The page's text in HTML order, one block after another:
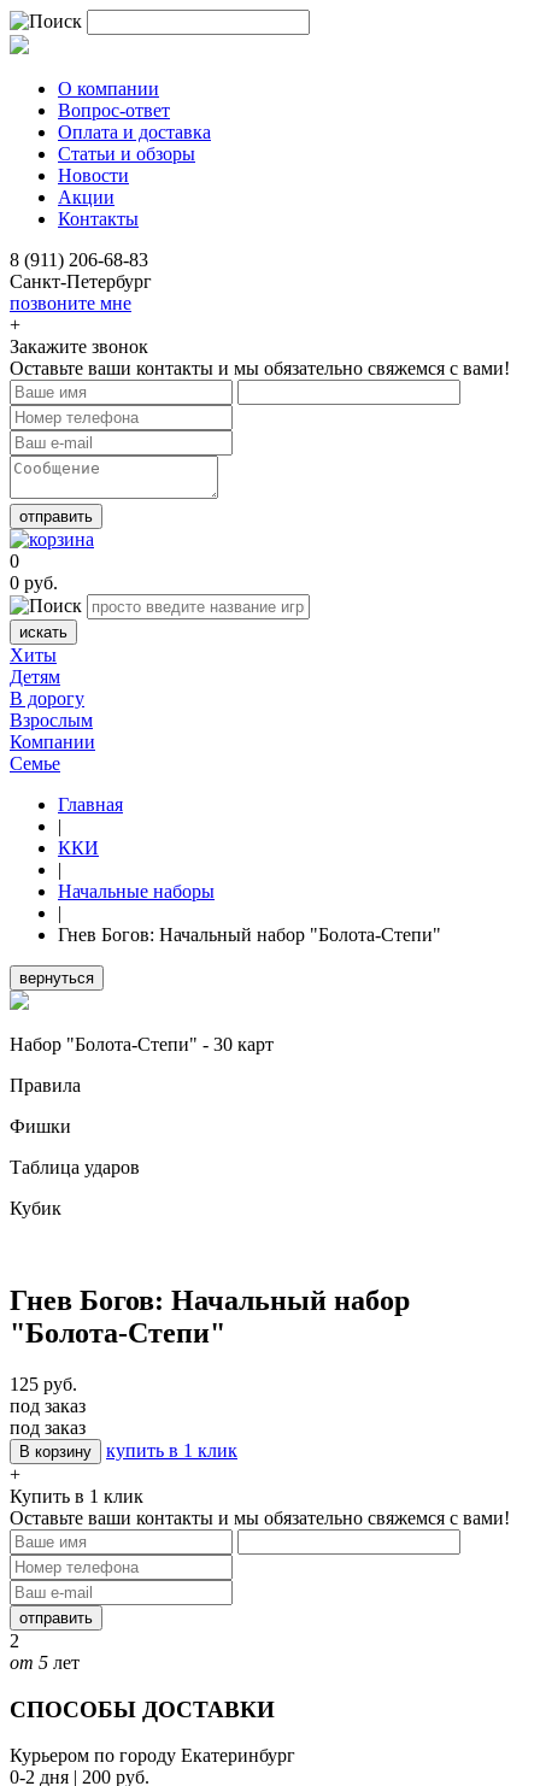
О компании
Вопрос-ответ
Оплата и доставка
Статьи и обзоры
Новости
Акции
Контакты
8 (911) 206-68-83
Санкт-Петербург
позвоните мне
+
Закажите звонок
Оставьте ваши контакты и мы обязательно свяжемся с вами!
отправить
0
0 руб.
искать
Хиты
Детям
В дорогу
Взрослым
Компании
Семье
Главная
|
ККИ
|
Начальные наборы
|
Гнев Богов: Начальный набор "Болота-Степи"
вернуться
Набор "Болота-Степи" - 30 карт
Правила
Фишки
Таблица ударов
Кубик
Гнев Богов: Начальный набор
"Болота-Степи"
125 руб.
под заказ
под заказ
В корзину
купить в 1 клик
+
Купить в 1 клик
Оставьте ваши контакты и мы обязательно свяжемся с вами!
отправить
2
от 5 лет
СПОСОБЫ ДОСТАВКИ
Курьером по городу Екатеринбург
0-2 дня | 200 руб.